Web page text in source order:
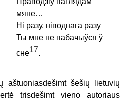
Праводзіў паглядам
мяне…
Ні разу, ніводнага разу
Ты мне не пабачыўся ў
сне17.
aštuoniasdešimt šešių lietuvių
trisdešimt vieno autoriaus